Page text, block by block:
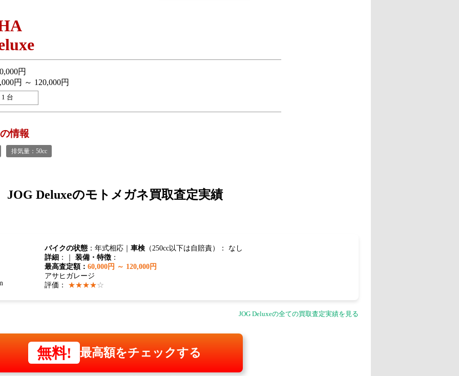
円
円 ～ 120,000円
台
情報
排気量：50cc
JOG Deluxeのモトメガネ買取査定実績
バイクの状態：年式相応｜ 車検（250cc以下は自賠責）： なし
詳細 ：｜ 装備・特徴：
最高査定額： 60,000円 ～ 120,000円
アサヒガレージ
評価：
★★★★☆
JOG Deluxeの全ての買取査定実績を見る
無料! 最高額をチェックする